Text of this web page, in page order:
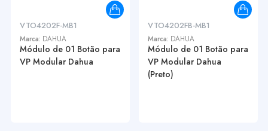
VTO4202F-MB1
Marca: DAHUA
Módulo de 01 Botão para
VP Modular Dahua
VTO4202FB-MB1
Marca: DAHUA
Módulo de 01 Botão para
VP Modular Dahua
(Preto)